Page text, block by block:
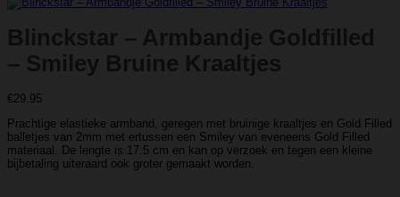
Blinckstar – Armbandje Goldfilled
– Smiley Bruine Kraaltjes
€29.95
Prachtige elastieke armband, geregen met bruinige kraaltjes en Gold Filled
balletjes van 2mm met ertussen een Smiley van eveneens Gold Filled
materiaal. De lengte is 17.5 cm en kan op verzoek en tegen een kleine
bijbetaling uiteraard ook groter gemaakt worden.